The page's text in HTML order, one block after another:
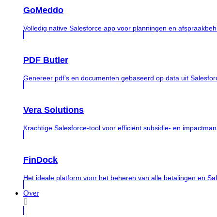
GoMeddo
Volledig native Salesforce app voor planningen en
PDF Butler
Genereer pdf’s en documenten gebaseerd op data uit
Vera Solutions
Krachtige Salesforce-tool voor efficiënt subsidie- en
FinDock
Het ideale platform voor het beheren van alle betalingen en
Over